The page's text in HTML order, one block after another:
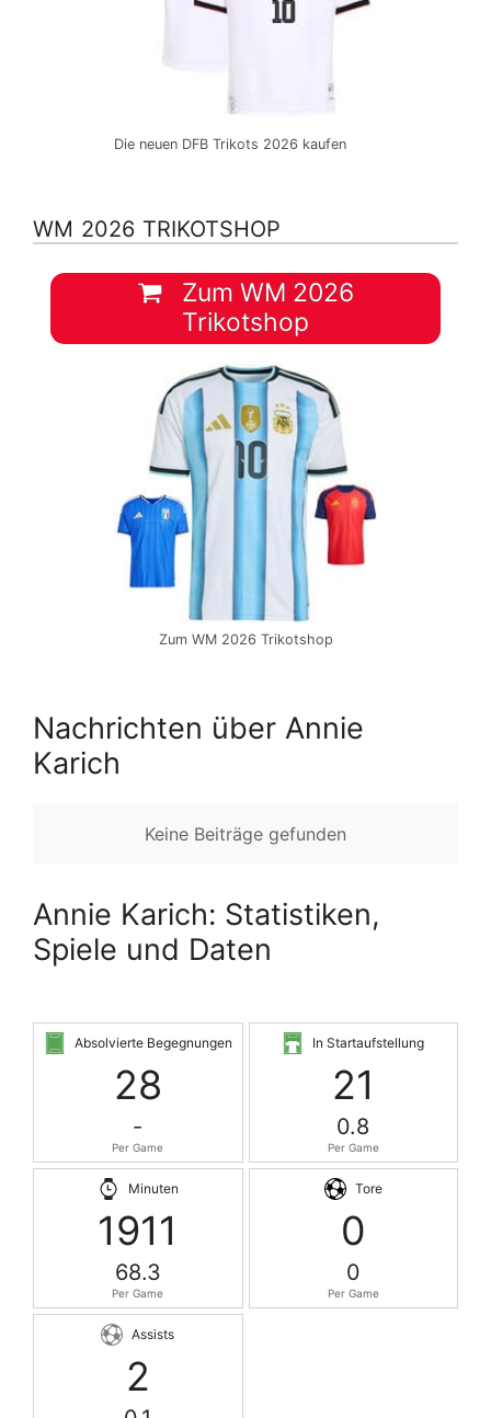
Die neuen DFB Trikots 2026 kaufen
WM 2026 TRIKOTSHOP
Zum WM 2026
Trikotshop
Zum WM 2026 Trikotshop
Nachrichten über Annie
Karich
Keine Beiträge gefunden
Annie Karich: Statistiken,
Spiele und Daten
Absolvierte Begegnungen
28
-
Per Game
In Startaufstellung
21
0.8
Per Game
Minuten
1911
68.3
Per Game
Tore
0
0
Per Game
Assists
2